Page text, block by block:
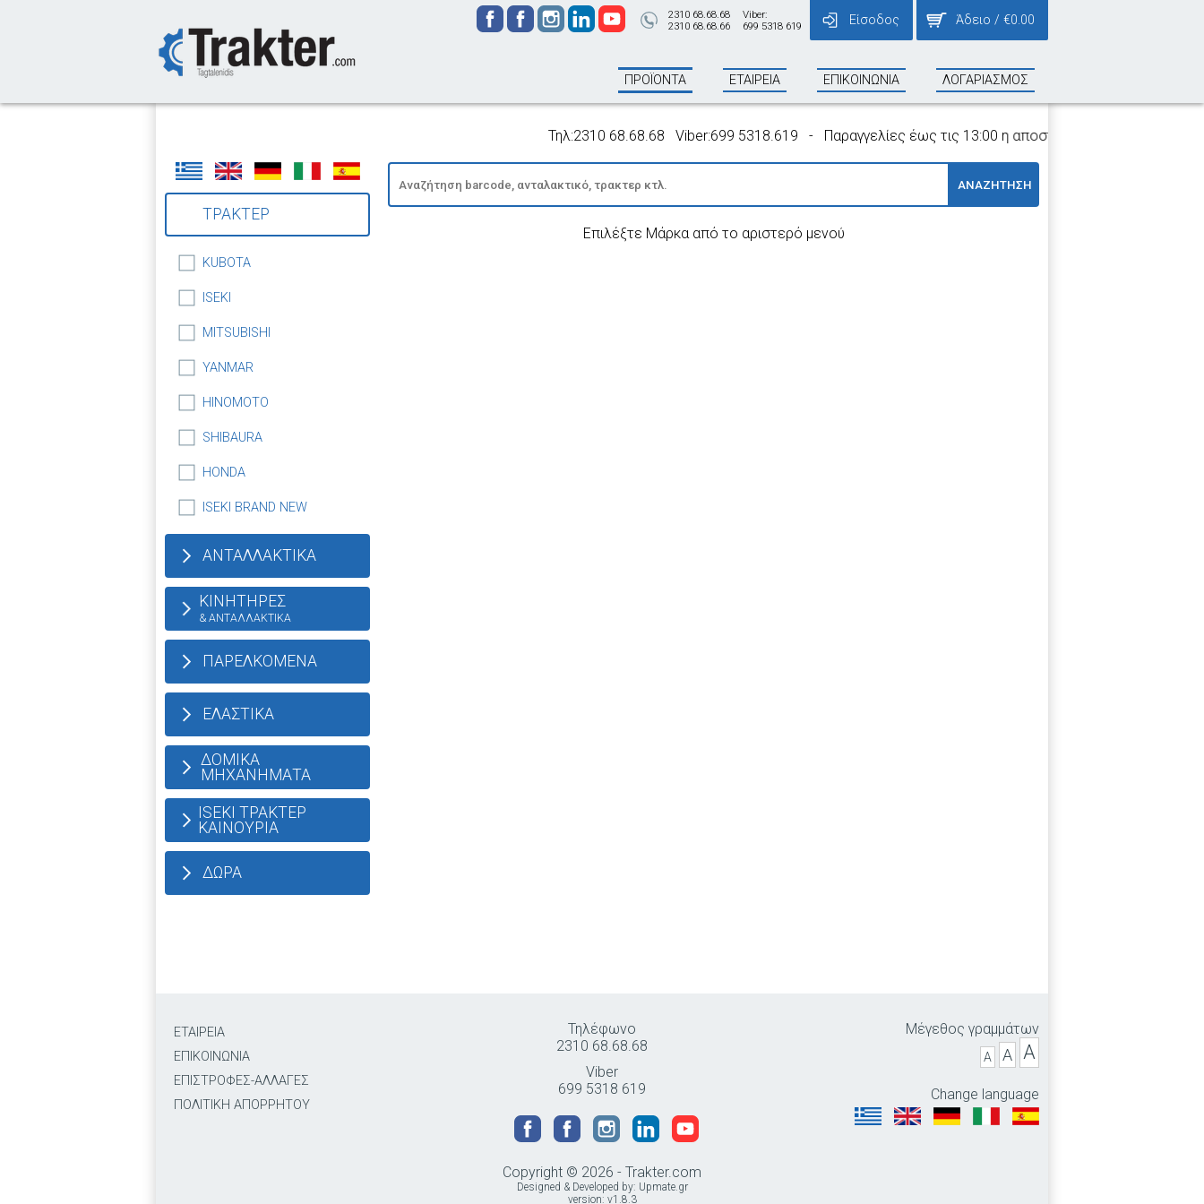
2310 68.68.68
2310 68.68.66
Viber:
699 5318 619
Είσοδος Άδειο / €0.00
ΠΡΟΪΟΝΤΑ ΕΤΑΙΡΕΙΑ ΕΠΙΚΟΙΝΩΝΙΑ ΛΟΓΑΡΙΑΣΜΟΣ
Τηλ:2310 68.68.68 Viber:699 5318.619 - Παραγγελίες έως τις 13:00 η αποστολή τους γίνεται την ίδια
ΤΡΑΚΤΕΡ
KUBOTA
ISEKI
MITSUBISHI
YANMAR
HINOMOTO
SHIBAURA
HONDA
ISEKI BRAND NEW
ΑΝΤΑΛΛΑΚΤΙΚΑ
ΚΙΝΗΤΗΡΕΣ
& ΑΝΤΑΛΛΑΚΤΙΚΑ
ΠΑΡΕΛΚΟΜΕΝΑ
ΕΛΑΣΤΙΚΑ
ΔΟΜΙΚΑ
ΜΗΧΑΝΗΜΑΤΑ
ISEKI ΤΡΑΚΤΕΡ
ΚΑΙΝΟΥΡΙΑ
ΔΩΡΑ
ΑΝΑΖΗΤΗΣΗ
Επιλέξτε Μάρκα από το αριστερό μενού
ΕΤΑΙΡΕΙΑ
ΕΠΙΚΟΙΝΩΝΙΑ
ΕΠΙΣΤΡΟΦΕΣ-ΑΛΛΑΓΕΣ
ΠΟΛΙΤΙΚΗ ΑΠΟΡΡΗΤΟΥ
Τηλέφωνο
2310 68.68.68
Viber
699 5318 619
Copyright © 2026 - Trakter.com
Designed & Developed by: Upmate.gr
version: v1.8.3
Μέγεθος γραμμάτων
A A A
Change language